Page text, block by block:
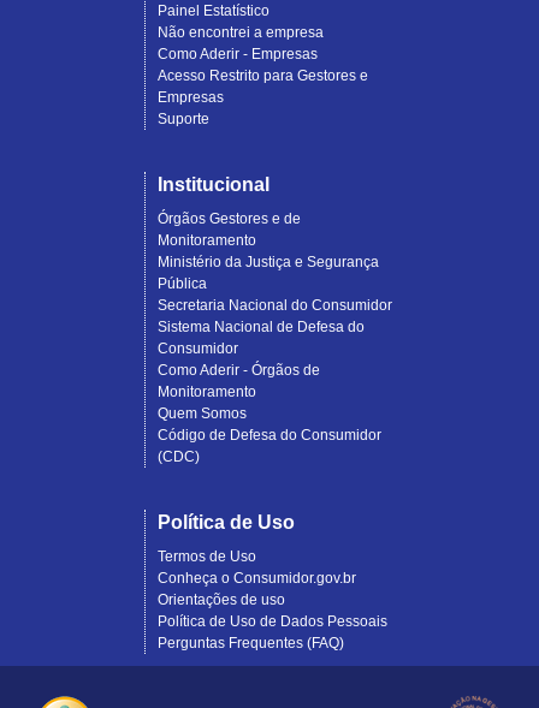
Painel Estatístico
Não encontrei a empresa
Como Aderir - Empresas
Acesso Restrito para Gestores e
Empresas
Suporte
Institucional
Órgãos Gestores e de
Monitoramento
Ministério da Justiça e Segurança
Pública
Secretaria Nacional do Consumidor
Sistema Nacional de Defesa do
Consumidor
Como Aderir - Órgãos de
Monitoramento
Quem Somos
Código de Defesa do Consumidor
(CDC)
Política de Uso
Termos de Uso
Conheça o Consumidor.gov.br
Orientações de uso
Política de Uso de Dados Pessoais
Perguntas Frequentes (FAQ)